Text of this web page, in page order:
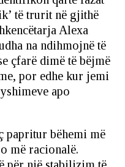
të trurit në gjithë
Alexa
na ndihmojnë të
çfarë dimë të bëjmë
por edhe kur jemi
apo
papritur bëhemi më
më racionalë.